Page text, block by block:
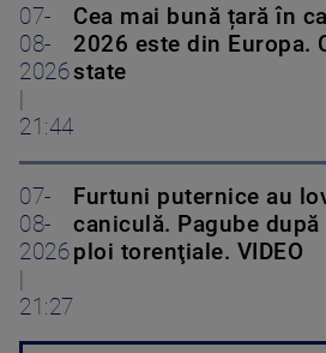
07-
08-
2026
21:44
Cea mai bună țară în
2026 este din Europa.
state
07-
08-
2026
21:27
Furtuni puternice au
caniculă. Pagube
ploi torenţiale. VIDEO